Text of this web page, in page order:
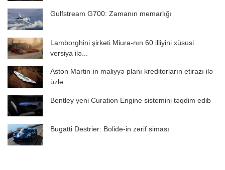
Gulfstream G700: Zamanın memarlığı
Lamborghini şirkəti Miura-nın 60 illiyini xüsusi
versiya ilə...
Aston Martin-in maliyyə planı kreditorların etirazı ilə
üzlə...
Bentley yeni Curation Engine sistemini təqdim edib
Bugatti Destrier: Bolide-in zərif siması